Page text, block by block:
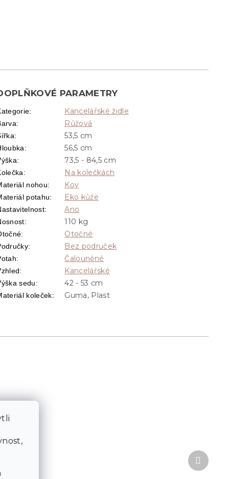
Další
produkt
PARAMETRY
: Kancelářské židle
: Růžová
: 53,5 cm
: 56,5 cm
: 73,5 - 84,5 cm
: Na kolečkách
nohou: Kov
potahu: Eko kůže
: Ano
: 110 kg
: Otočné
: Bez područek
: Čalouněné
: Kancelářské
sedu: 42 - 53 cm
koleček: Guma, Plast